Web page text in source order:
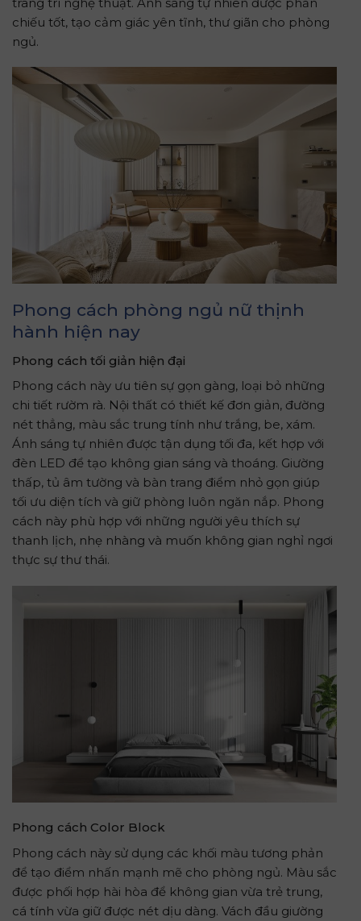
chiếu tốt, tạo cảm giác yên tĩnh, thư giãn cho phòng
ngủ.
Phong cách phòng ngủ nữ thịnh
hành hiện nay
Phong cách tối giản hiện đại
Phong cách này ưu tiên sự gọn gàng, loại bỏ những
chi tiết rườm rà. Nội thất có thiết kế đơn giản, đường
nét thẳng, màu sắc trung tính như trắng, be, xám.
Ánh sáng tự nhiên được tận dụng tối đa, kết hợp với
đèn LED để tạo không gian sáng và thoáng. Giường
thấp, tủ âm tường và bàn trang điểm nhỏ gọn giúp
tối ưu diện tích và giữ phòng luôn ngăn nắp. Phong
cách này phù hợp với những người yêu thích sự
thanh lịch, nhẹ nhàng và muốn không gian nghỉ ngơi
thực sự thư thái.
Phong cách Color Block
Phong cách này sử dụng các khối màu tương phản
để tạo điểm nhấn mạnh mẽ cho phòng ngủ. Màu sắc
được phối hợp hài hòa để không gian vừa trẻ trung,
cá tính vừa giữ được nét dịu dàng. Vách đầu giường